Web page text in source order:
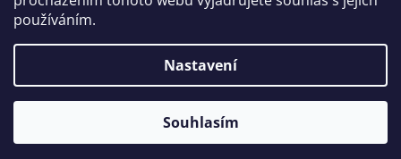
používáním.
Nastavení
Souhlasím
E-shop s ručním nářadím
Kove Tools s.r.o.
Vytvořil Shoptet
Tona Expert a Facom
vyhrazena.